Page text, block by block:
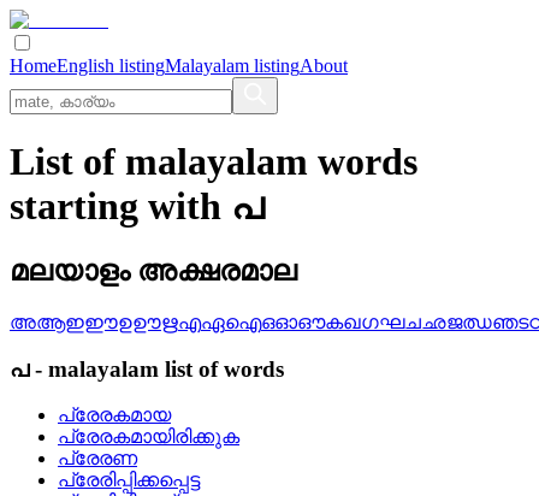
HomeEnglish listingMalayalam listingAbout
List of malayalam words
starting with പ
മലയാളം അക്ഷരമാല
അആഇഈഉഊഋഎഏഐഒഓഔകഖഗഘചഛജഝഞട
പ- malayalam list of words
പ്രേരകമായ
പ്രേരകമായിരിക്കുക
പ്രേരണ
പ്രേരിപ്പിക്കപ്പെട്ട